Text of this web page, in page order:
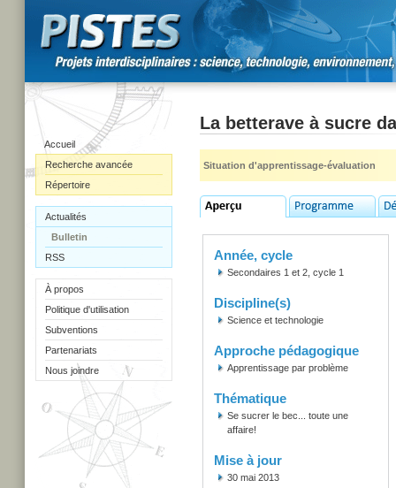
Accueil
Recherche avancée
Répertoire
Actualités
Bulletin
RSS
À propos
Politique d'utilisation
Subventions
Partenariats
Nous joindre
La betterave à sucre
Situation d'apprentissage-évaluation
Année, cycle
Secondaires 1 et 2, cycle 1
Discipline(s)
Science et technologie
Approche pédagogique
Apprentissage par problème
Thématique
Se sucrer le bec... toute une
affaire!
Mise à jour
30 mai 2013